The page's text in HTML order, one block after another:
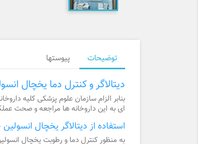
توضیحات پیوست‎ها
دیتالاگر و کنترل دما یخچال
بنابر الزام سازمان علوم پزشکی کلیه
ای به این داروخانه ها مراجعه و صحت
استفاده از دیتالاگر یخچال